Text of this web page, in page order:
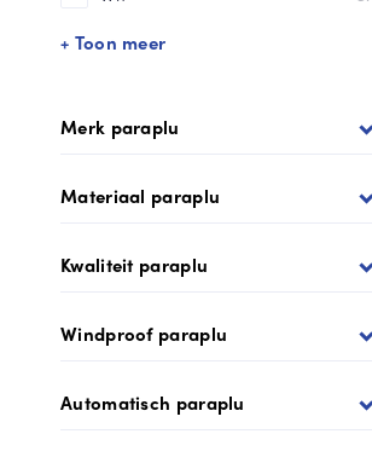
+ Toon meer
Merk paraplu
Materiaal paraplu
Kwaliteit paraplu
Windproof paraplu
Automatisch paraplu